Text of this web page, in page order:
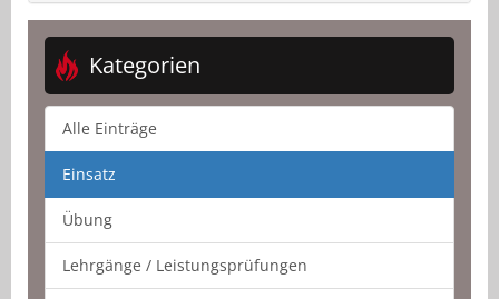
Kategorien
Alle Einträge
Einsatz
Übung
Lehrgänge / Leistungsprüfungen